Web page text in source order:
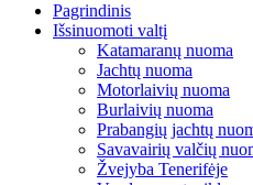
Pagrindinis
Išsinuomoti valtį
Katamaranų nuoma
Jachtų nuoma
Motorlaivių nuoma
Burlaivių nuoma
Prabangių jachtų
Savavairių valčių
Žvejyba Tenerifėje